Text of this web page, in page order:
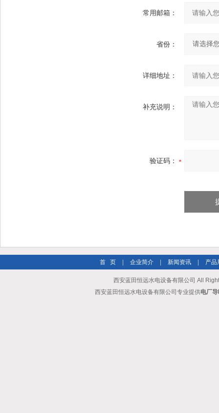
常用邮箱：
省份：
详细地址：
补充说明：
验证码：
首 页 企业简介 新闻资讯 产品
西安蓝田恒远水电设备有限公司 All
西安蓝田恒远水电设备有限公司专业提供电厂